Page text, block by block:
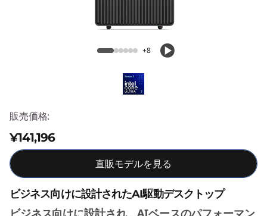
w
e
G
ThinkCentre neo 50t Tower Gen 6
+8
販売価格:
¥141,196
直販モデルを見る
ビジネス向けに設計されたAI駆動デスクトップ
ビジネス向けに設計され、AIベースのパフォーマン